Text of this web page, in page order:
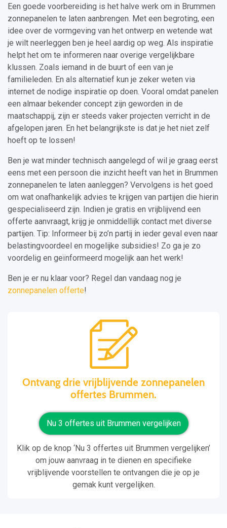
Een goede voorbereiding is het halve werk om in Brummen
zonnepanelen te laten aanbrengen. Met een begroting, een
idee over de vormgeving van het ontwerp en wetende wat
je wilt neerleggen ben je heel aardig op weg. Als inspiratie
helpt het om te informeren naar overige vergelijkbare
klussen. Zoals iemand in de buurt of een van je
familieleden. En als alternatief kun je zeker weten via
internet de nodige inspiratie op doen. Vooral omdat panelen
een almaar bekender concept zijn geworden in de
maatschappij, zijn er steeds vaker projecten verricht in de
afgelopen jaren. En het belangrijkste is dat je het niet zelf
hoeft op te lossen!
Ben je wat minder technisch aangelegd of wil je graag eerst
eens met een persoon die inzicht heeft van het in Brummen
zonnepanelen te laten aanleggen? Vervolgens is het goed
om wat onafhankelijk advies te krijgen van partijen die hierin
gespecialiseerd zijn. Indien je gratis en vrijblijvend een
offerte aanvraagt, krijg je onmiddellijk contact met diverse
partijen. Tip: Informeer bij zo’n partij in ieder geval even naar
belastingvoordeel en mogelijke subsidies! Zo ga je zo
voordelig en geïnformeerd mogelijk aan het werk!
Ben je er nu klaar voor? Regel dan vandaag nog je
zonnepanelen offerte!
Ontvang drie vrijblijvende zonnepanelen
offertes Brummen.
Nu 3 offertes uit Brummen vergelijken
Klik op de knop ‘Nu 3 offertes uit Brummen vergelijken’
om jouw aanvraag in te dienen en specifieke
vrijblijvende voorstellen te ontvangen die je op je
gemak kunt vergelijken.